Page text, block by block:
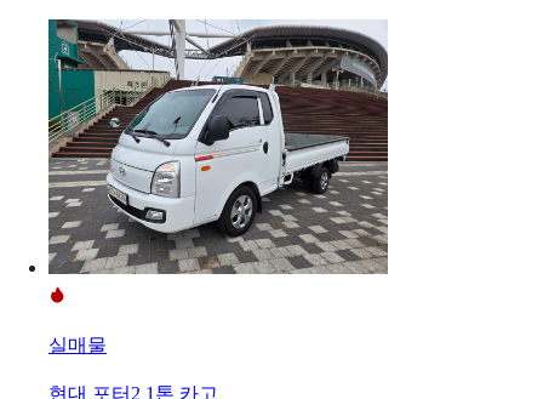
실매물
현대 포터2 1톤 카고